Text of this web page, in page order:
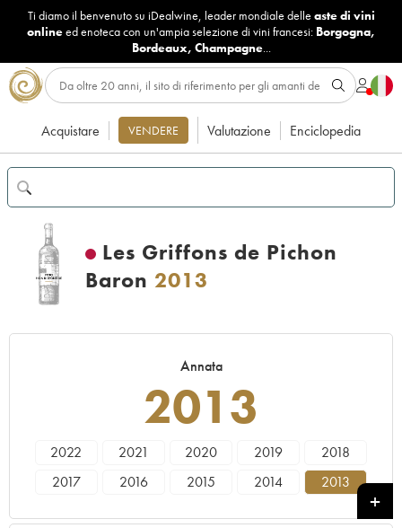
Ti diamo il benvenuto su iDealwine, leader mondiale delle aste di vini
onlineed enoteca con un'ampia selezione di vini francesi: Borgogna,
Bordeaux, Champagne...
Acquistare VENDERE Valutazione Enciclopedia
Les Griffons de Pichon
Baron 2013
Annata
2013
2022 2021 2020 2019
2018
2017
2016 2015 2014
2013